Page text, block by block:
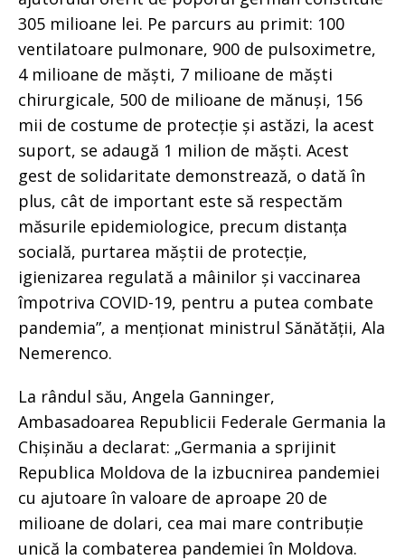
305 milioane lei. Pe parcurs au primit: 100
ventilatoare pulmonare, 900 de pulsoximetre,
4 milioane de măști, 7 milioane de măști
chirurgicale, 500 de milioane de mănuși, 156
mii de costume de protecție și astăzi, la acest
suport, se adaugă 1 milion de măști. Acest
gest de solidaritate demonstrează, o dată în
plus, cât de important este să respectăm
măsurile epidemiologice, precum distanța
socială, purtarea măștii de protecție,
igienizarea regulată a mâinilor și vaccinarea
împotriva COVID-19, pentru a putea combate
pandemia”, a menționat ministrul Sănătății, Ala
Nemerenco.
La rândul său, Angela Ganninger,
Ambasadoarea Republicii Federale Germania la
Chișinău a declarat: „Germania a sprijinit
Republica Moldova de la izbucnirea pandemiei
cu ajutoare în valoare de aproape 20 de
milioane de dolari, cea mai mare contribuție
unică la combaterea pandemiei în Moldova.